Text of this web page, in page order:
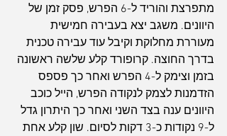
מתפרצת והוריד ל-6 הפרש, פסק זמן של
היוונים. משגב יצא בעבירה חמישית
מעוררת מחלוקת וקיבל עוד עבירה טכנית
בדרך החוצה. קרופורד קלע שלשה ראשונה
בזמן וצימק ל-4 הפרש ואחר כך פספס
הזדמנות לצמק לנקודה הפרש, הייל כוכב
היוונים ענה בצד השני ואחר כך היתרון גדל
ל-9 נקודות כ-3 דקות לסיום. שון קלע אחת